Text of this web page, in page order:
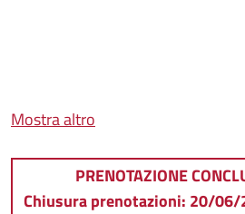
Mostra altro
PRENOTAZIONE
Chiusura prenotazioni: 20/06/